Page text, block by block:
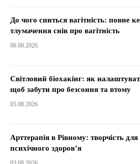
До чого сниться вагітність: повне
тлумачення снів про вагітність
06.08.2026
Світловий біохакінг: як
щоб забути про безсоння та втому
05.08.2026
Арттерапія в Рівному: творчість
психічного здоров’я